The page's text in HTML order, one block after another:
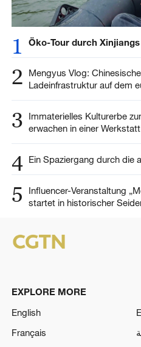
1 Öko-Tour durch
2
Mengyus Vlog:
Ladeinfrastruktur auf dem
3
Immaterielles Kulturerbe
erwachen in einer
4 Ein Spaziergang durch die
5
Influencer-Veranstaltung
startet in historischer
EXPLORE MORE
English
Français